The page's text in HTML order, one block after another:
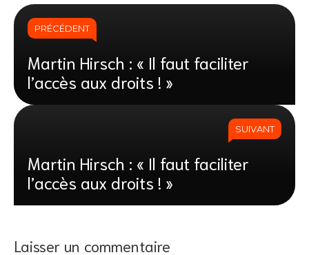
PRÉCÉDENT
Martin Hirsch : « Il faut faciliter
l’accès aux droits ! »
SUIVANT
Martin Hirsch : « Il faut faciliter
l’accès aux droits ! »
Laisser un commentaire